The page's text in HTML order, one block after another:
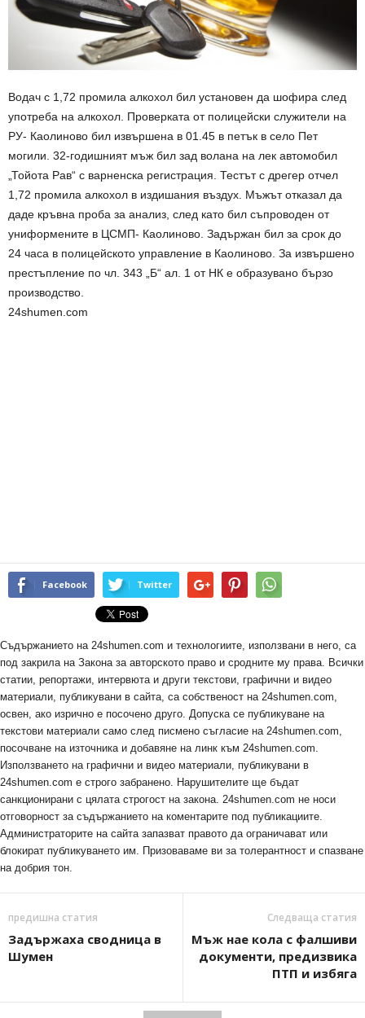
Водач с 1,72 промила алкохол бил установен да шофира след
употреба на алкохол. Проверката от полицейски служители на
РУ- Каолиново бил извършена в 01.45 в петък в село Пет
могили. 32-годишният мъж бил зад волана на лек автомобил
„Тойота Рав“ с варненска регистрация. Тестът с дрегер отчел
1,72 промила алкохол в издишания въздух. Мъжът отказал да
даде кръвна проба за анализ, след като бил съпроводен от
униформените в ЦСМП- Каолиново. Задържан бил за срок до
24 часа в полицейското управление в Каолиново. За извършено
престъпление по чл. 343 „Б“ ал. 1 от НК е образувано бързо
производство.
24shumen.com
Facebook Twitter
Съдържанието на 24shumen.com и технологиите, използвани в него, са
под закрила на Закона за авторското право и сродните му права. Всички
статии, репортажи, интервюта и други текстови, графични и видео
материали, публикувани в сайта, са собственост на 24shumen.com,
освен, ако изрично е посочено друго. Допуска се публикуване на
текстови материали само след писмено съгласие на 24shumen.com,
посочване на източника и добавяне на линк към 24shumen.com.
Използването на графични и видео материали, публикувани в
24shumen.com е строго забранено. Нарушителите ще бъдат
санкционирани с цялата строгост на закона. 24shumen.com не носи
отговорност за съдържанието на коментарите под публикациите.
Администраторите на сайта запазват правото да ограничават или
блокират публикуването им. Призоваваме ви за толерантност и спазване
на добрия тон.
предишна статия
Задържаха сводница в
Шумен
Следваща статия
Мъж нае кола с фалшиви
документи, предизвика
ПТП и избяга